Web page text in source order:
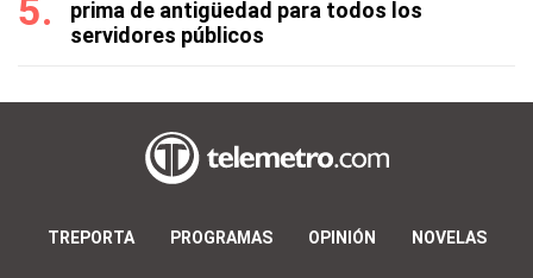
prima de antigüedad para todos los
servidores públicos
TREPORTA PROGRAMAS OPINIÓN NOVELAS